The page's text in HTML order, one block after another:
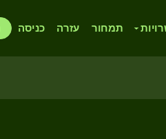
תמחור עזרה כניסה